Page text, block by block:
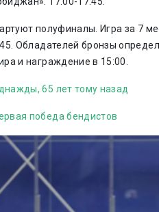
полуфиналы. Игра за 7
Обладателей бронзы
и награждение в 15:00.
65 лет тому назад
победа бендистов